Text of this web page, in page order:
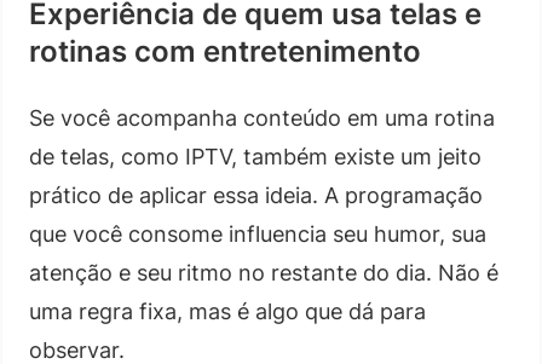
Experiência de quem usa telas e
rotinas com entretenimento
Se você acompanha conteúdo em uma rotina
de telas, como IPTV, também existe um jeito
prático de aplicar essa ideia. A programação
que você consome influencia seu humor, sua
atenção e seu ritmo no restante do dia. Não é
uma regra fixa, mas é algo que dá para
observar.